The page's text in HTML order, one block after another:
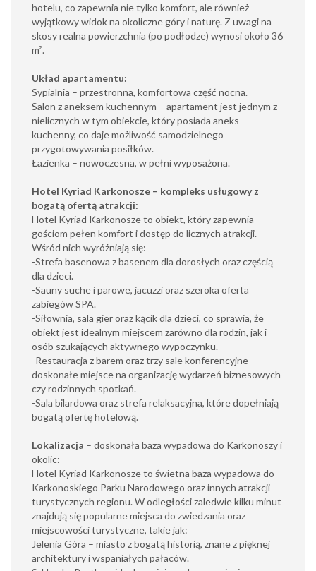
hotelu, co zapewnia nie tylko komfort, ale również
wyjątkowy widok na okoliczne góry i naturę. Z uwagi na
skosy realna powierzchnia (po podłodze) wynosi około 36
m².
Układ apartamentu:
Sypialnia – przestronna, komfortowa część nocna.
Salon z aneksem kuchennym – apartament jest jednym z
nielicznych w tym obiekcie, który posiada aneks
kuchenny, co daje możliwość samodzielnego
przygotowywania posiłków.
Łazienka – nowoczesna, w pełni wyposażona.
Hotel Kyriad Karkonosze – kompleks usługowy z
bogatą ofertą atrakcji:
Hotel Kyriad Karkonosze to obiekt, który zapewnia
gościom pełen komfort i dostęp do licznych atrakcji.
Wśród nich wyróżniają się:
-Strefa basenowa z basenem dla dorosłych oraz częścią
dla dzieci.
-Sauny suche i parowe, jacuzzi oraz szeroka oferta
zabiegów SPA.
-Siłownia, sala gier oraz kącik dla dzieci, co sprawia, że
obiekt jest idealnym miejscem zarówno dla rodzin, jak i
osób szukających aktywnego wypoczynku.
-Restauracja z barem oraz trzy sale konferencyjne –
doskonałe miejsce na organizację wydarzeń biznesowych
czy rodzinnych spotkań.
-Sala bilardowa oraz strefa relaksacyjna, które dopełniają
bogatą ofertę hotelową.
Lokalizacja – doskonała baza wypadowa do Karkonoszy i
okolic:
Hotel Kyriad Karkonosze to świetna baza wypadowa do
Karkonoskiego Parku Narodowego oraz innych atrakcji
turystycznych regionu. W odległości zaledwie kilku minut
znajdują się popularne miejsca do zwiedzania oraz
miejscowości turystyczne, takie jak:
Jelenia Góra – miasto z bogatą historią, znane z pięknej
architektury i wspaniałych pałaców.